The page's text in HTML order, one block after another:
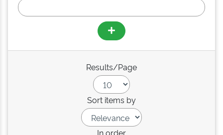
Results/Page
Sort items by
In order